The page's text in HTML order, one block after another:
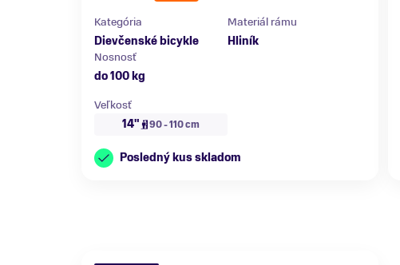
Kategória
Dievčenské bicykle
Materiál rámu
Hliník
Nosnosť
do 100 kg
Veľkosť
14"
90 - 110 cm
Posledný kus skladom